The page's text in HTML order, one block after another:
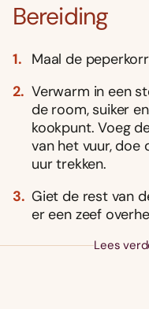
Bereiding
Maal de
Verwarm in een
de room, suiker
kookpunt. Voeg
van het vuur, doe
uur trekken.
Giet de rest van
er een zeef
Lees